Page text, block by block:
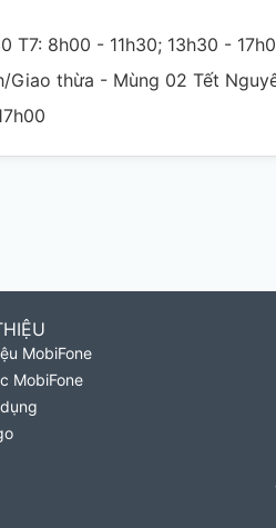
T7: 8h00 - 11h30; 13h30 -
thừa - Mùng 02 Tết
MobiFone
MobiFone